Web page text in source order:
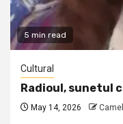
5 min read
Cultural
Radioul, sunetul
May 14, 2026